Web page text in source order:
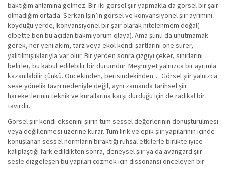
baktığım anlamına gelmez. Bir-iki görsel şiir yapmakla da görsel bir şair
olmadığım ortada. Serkan Işın’ın görsel ve konvansiyonel şiir ayrımını
koyduğu yerde, konvansiyonel bir şair olarak nitelenmem doğal(
elbette ben bu açıdan bakmıyorum olaya). Ama şunu da unutmamak
gerek, her yeni akım, tarz veya ekol kendi şartlarını öne sürer,
yalıtılmışlıklarıyla var olur. Bir yerden sonra çizgiyi çeker, sınırlarını
belirler, bu kabul edilebilir bir durumdur. Meşruiyet yalnızca bir ayrımla
kazanılabilir çünkü. Öncekinden, berisindekinden… Görsel şiir yalnızca
sese yönelik tavrı nedeniyle değil, aynı zamanda tarihsel şiir
hareketlerinin teknik ve kurallarına karşı durduğu için de radikal bir
tavırdır.
Görsel şiir kendi eksenini şiirin tüm sessel değerlerinin dönüştürülmesi
veya değillenmesi üzerine kurar. Tüm lirik ve epik şiir yapılarının içinde
konuşlanan sessel normların bıraktığı ruhsal etkilerle birlikte iyice
kalıplaştığı fark edildikten sonra, deneysel şiir ya da avangard şiir
sesle dizgeleşen bu yapıları çözmek için dissonansı önceleyen bir